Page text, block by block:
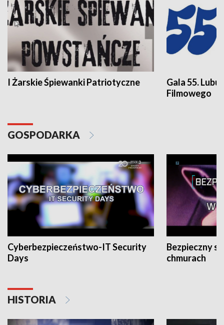
I Żarskie Śpiewanki Patriotyczne
Gala 55.
Filmowego
GOSPODARKA
Cyberbezpieczeństwo-IT Security
Days
Bezpieczny
chmurach
HISTORIA